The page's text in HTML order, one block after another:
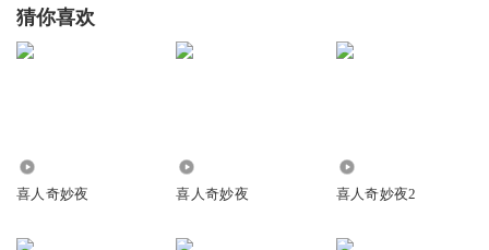
猜你喜欢
喜人奇妙夜 喜人奇妙夜 喜人奇妙夜2